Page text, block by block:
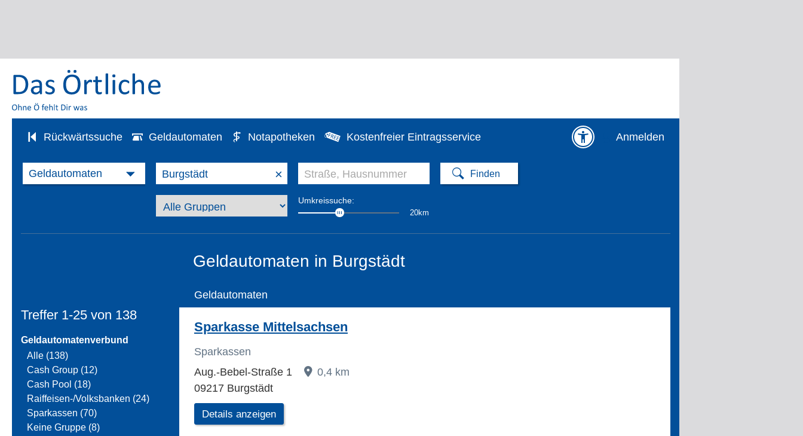
Rückwärtssuche Geldautomaten Notapotheken Kostenfreier Eintragsservice Anmelden
×
Umkreissuche:
20km
Geldautomaten in Burgstädt
Treffer 1-25 von 138
Geldautomatenverbund
Alle (138)
Cash Group (12)
Cash Pool (18)
Raiffeisen-/Volksbanken (24)
Sparkassen (70)
Keine Gruppe (8)
Geldautomaten
Sparkasse Mittelsachsen
Sparkassen
Aug.-Bebel-Straße 1
0,4 km
09217 Burgstädt
Details anzeigen